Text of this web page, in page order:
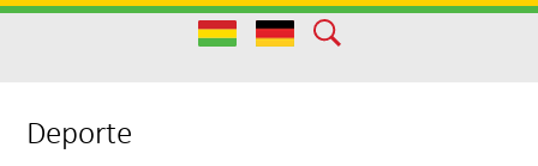
Useful
Deporte